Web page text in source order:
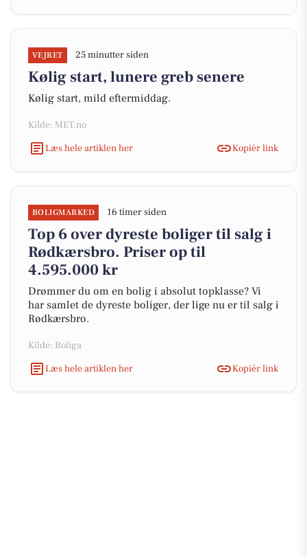
VEJRET 25 minutter siden
Kølig start, lunere greb senere
Kølig start, mild eftermiddag.
Kilde: MET.no
Læs hele artiklen her
Kopiér link
BOLIGMARKED 16 timer siden
Top 6 over dyreste boliger til salg i
Rødkærsbro. Priser op til
4.595.000 kr
Drømmer du om en bolig i absolut topklasse? Vi
har samlet de dyreste boliger, der lige nu er til salg i
Rødkærsbro.
Kilde: Boliga
Læs hele artiklen her
Kopiér link